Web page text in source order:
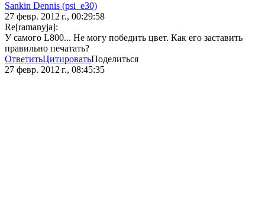
Sankin Dennis (psi_e30)
27 февр. 2012 г., 00:29:58
Re[ramanyja]:
У самого L800... Не могу победить цвет. Как его заставить
правильно печатать?
ОтветитьЦитироватьПоделиться
27 февр. 2012 г., 08:45:35